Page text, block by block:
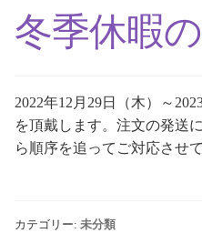
プ
冬季休暇
2022年12月29日（木）～
を頂戴します。注文の発送
ら順序を追ってご対応させ
カテゴリー: 未分類